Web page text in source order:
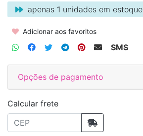
apenas 1 unidades em estoque
Adicionar aos favoritos
SMS
Opções de pagamento
Calcular frete